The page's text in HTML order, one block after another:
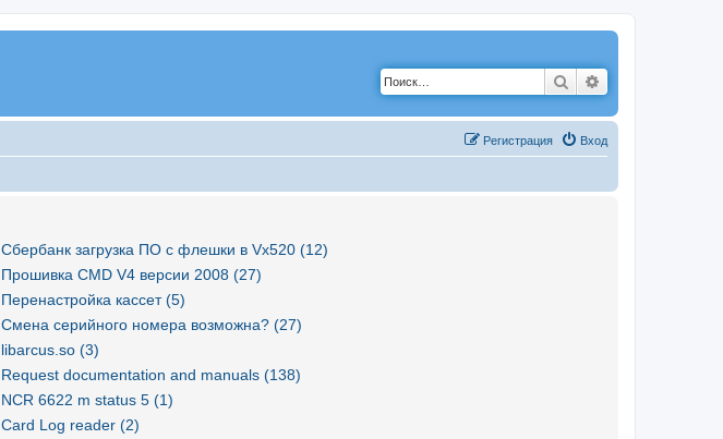
Поиск
Вход
Регистрация
Сбербанк загрузка ПО с флешки в Vx520 (12)
Прошивка CMD V4 версии 2008 (27)
Перенастройка кассет (5)
Смена серийного номера возможна? (27)
libarcus.so (3)
Request documentation and manuals (138)
NCR 6622 m status 5 (1)
Card Log reader (2)